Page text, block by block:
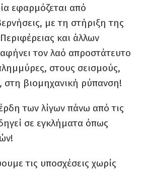
εφαρμόζεται από
με τη στήριξη της
και άλλων
τον λαό απροστάτευτο
στους σεισμούς,
στη βιομηχανική ρύπανση!
των λίγων πάνω από τις
σε εγκλήματα όπως
τις υποσχέσεις χωρίς